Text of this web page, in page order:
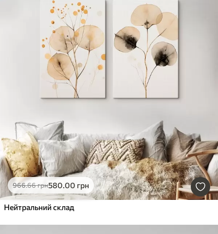
966.66грн580.00 грн
Нейтральний склад